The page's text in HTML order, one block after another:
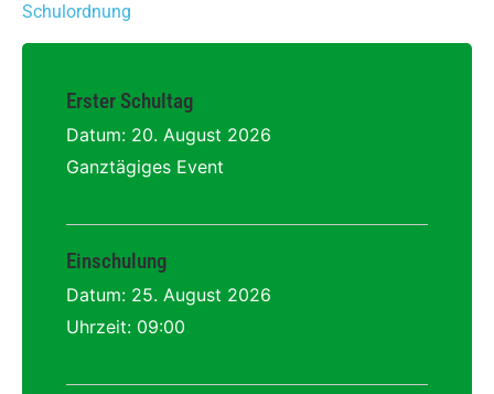
Schulordnung
Erster Schultag
Datum: 20. August 2026
Ganztägiges Event
Einschulung
Datum: 25. August 2026
Uhrzeit: 09:00